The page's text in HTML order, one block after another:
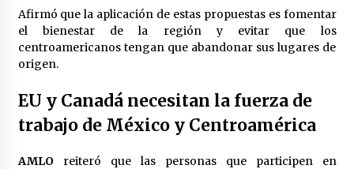
Afirmó que la aplicación de estas propuestas es fomentar
el bienestar de la región y evitar que los
centroamericanos tengan que abandonar sus lugares de
origen.
EU y Canadá necesitan la fuerza de
trabajo de México y Centroamérica
AMLO reiteró que las personas que participen en